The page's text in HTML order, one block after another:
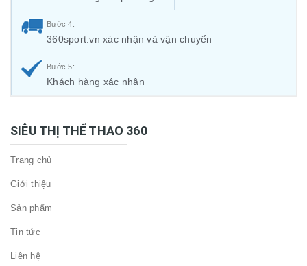
Bước 4:
360sport.vn xác nhận và vận chuyển
Bước 5:
Khách hàng xác nhận
SIÊU THỊ THỂ THAO 360
Trang chủ
Giới thiệu
Sản phẩm
Tin tức
Liên hệ